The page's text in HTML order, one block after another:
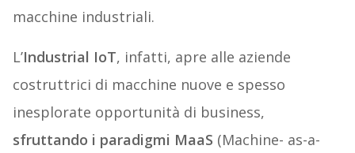
macchine industriali.
L’Industrial IoT, infatti, apre alle aziende
costruttrici di macchine nuove e spesso
inesplorate opportunità di business,
sfruttando i paradigmi MaaS (Machine- as-a-